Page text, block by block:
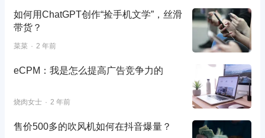
如何用ChatGPT创作“捡手机文学”，丝滑
带货？
菜菜 2 年前
eCPM：我是怎么提高广告竞争力的
烧肉女士 2 年前
售价500多的吹风机如何在抖音爆量？